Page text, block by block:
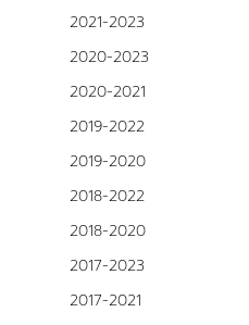
2021-2023
2020-2023
2020-2021
2019-2022
2019-2020
2018-2022
2018-2020
2017-2023
2017-2021